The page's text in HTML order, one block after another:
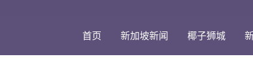
首页 新加坡新闻 椰子狮城